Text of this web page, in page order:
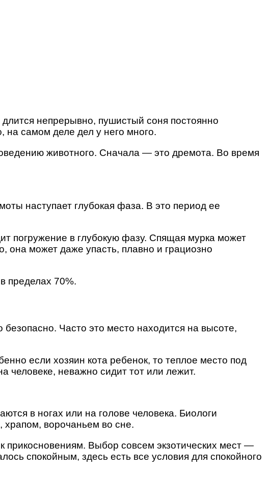
непрерывно, пушистый соня постоянно
на самом деле дел у него много.
животного. Сначала — это дремота. Во время
наступает глубокая фаза. В это период ее
погружение в глубокую фазу. Спящая мурка может
она может даже упасть, плавно и грациозно
пределах 70%.
Часто это место находится на высоте,
если хозяин кота ребенок, то теплое место под
неважно сидит тот или лежит.
в ногах или на голове человека. Биологи
храпом, ворочаньем во сне.
прикосновениям. Выбор совсем экзотических мест —
спокойным, здесь есть все условия для спокойного